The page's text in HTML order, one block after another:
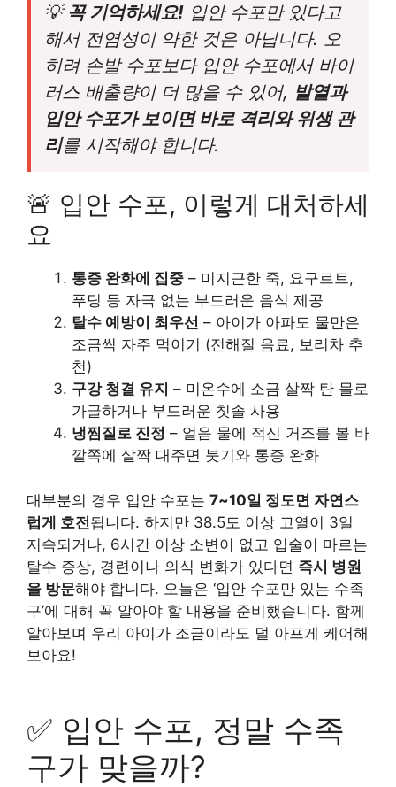
💡 꼭 기억하세요! 입안 수포만 있다고
해서 전염성이 약한 것은 아닙니다. 오
히려 손발 수포보다 입안 수포에서 바이
러스 배출량이 더 많을 수 있어, 발열과
입안 수포가 보이면 바로 격리와 위생 관
리를 시작해야 합니다.
🚨 입안 수포, 이렇게 대처하세
요
통증 완화에 집중 – 미지근한 죽, 요구르트,
푸딩 등 자극 없는 부드러운 음식 제공
탈수 예방이 최우선 – 아이가 아파도 물만은
조금씩 자주 먹이기 (전해질 음료, 보리차 추
천)
구강 청결 유지 – 미온수에 소금 살짝 탄 물로
가글하거나 부드러운 칫솔 사용
냉찜질로 진정 – 얼음 물에 적신 거즈를 볼 바
깥쪽에 살짝 대주면 붓기와 통증 완화
대부분의 경우 입안 수포는 7~10일 정도면 자연스
럽게 호전됩니다. 하지만 38.5도 이상 고열이 3일
지속되거나, 6시간 이상 소변이 없고 입술이 마르는
탈수 증상, 경련이나 의식 변화가 있다면 즉시 병원
을 방문해야 합니다. 오늘은 ‘입안 수포만 있는 수족
구’에 대해 꼭 알아야 할 내용을 준비했습니다. 함께
알아보며 우리 아이가 조금이라도 덜 아프게 케어해
보아요!
✅ 입안 수포, 정말 수족
구가 맞을까?